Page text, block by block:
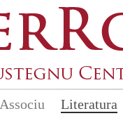
Associu Literatura